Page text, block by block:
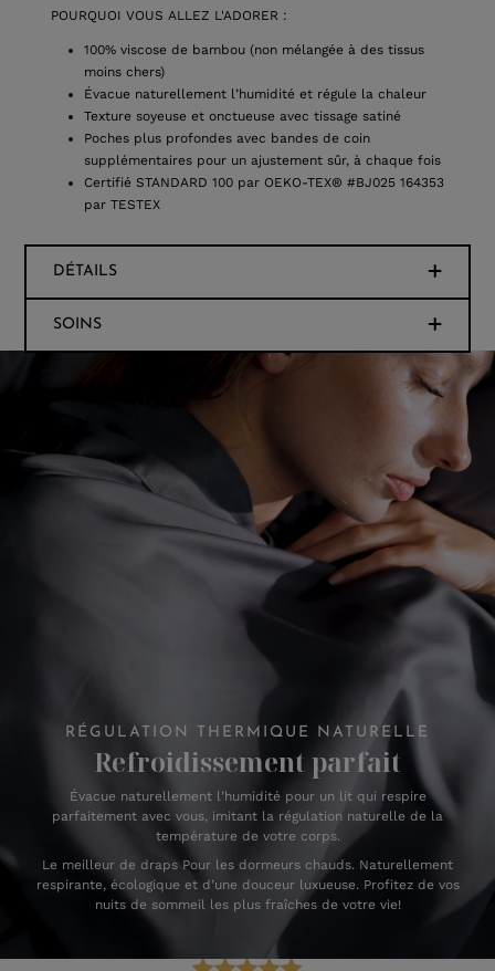
POURQUOI VOUS ALLEZ L'ADORER :
100% viscose de bambou (non mélangée à des tissus
moins chers)
Évacue naturellement l’humidité et régule la chaleur
Texture soyeuse et onctueuse avec tissage satiné
Poches plus profondes avec bandes de coin
supplémentaires pour un ajustement sûr, à chaque fois
Certifié STANDARD 100 par OEKO-TEX® #BJ025 164353
par TESTEX
DÉTAILS
SOINS
RÉGULATION THERMIQUE NATURELLE
Refroidissement parfait
Évacue naturellement l’humidité pour un lit qui respire
parfaitement avec vous, imitant la régulation naturelle de la
température de votre corps.
Le meilleur de draps Pour les dormeurs chauds. Naturellement
respirante, écologique et d’une douceur luxueuse. Profitez de vos
nuits de sommeil les plus fraîches de votre vie!